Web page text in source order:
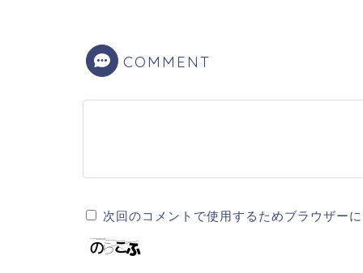
COMMENT
次回のコメントで使用するためブラウザー